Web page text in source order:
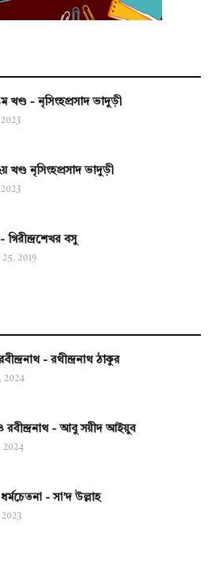
খণ্ড - নৃসিংহপ্রসাদ ভাদুড়ী
2023
খণ্ড নৃসিংহপ্রসাদ ভাদুড়ী
2023
গিরীন্দ্রশেখর বসু
2019
- রথীন্দ্রনাথ ঠাকুর
2024
- আবু সয়ীদ আইয়ুব
2024
ধর্মচেতনা - সা'দ উল্লাহ